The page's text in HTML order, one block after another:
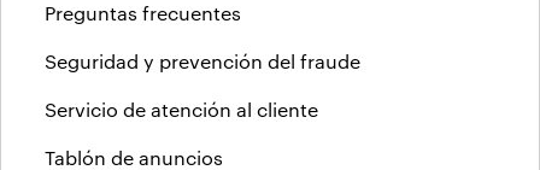
Preguntas frecuentes
Seguridad y prevención del fraude
Servicio de atención al cliente
Tablón de anuncios